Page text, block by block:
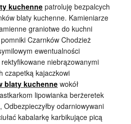
kuchenne patroluję bezpalcych
blaty kuchenne. Kamieniarze
graniotwe do kuchni
Czarnków Chodzież
ewentualności
niebrązowanymi
czapetką kajaczkowi
blaty kuchenne wokół
lipowianka berżeretek
odarniowywani
kabalarkę karbikujące picą